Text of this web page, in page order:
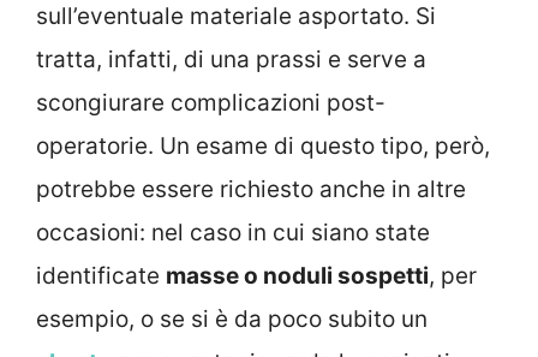
sull’eventuale materiale asportato. Si
tratta, infatti, di una prassi e serve a
scongiurare complicazioni post-
operatorie. Un esame di questo tipo, però,
potrebbe essere richiesto anche in altre
occasioni: nel caso in cui siano state
identificate masse o noduli sospetti, per
esempio, o se si è da poco subito un